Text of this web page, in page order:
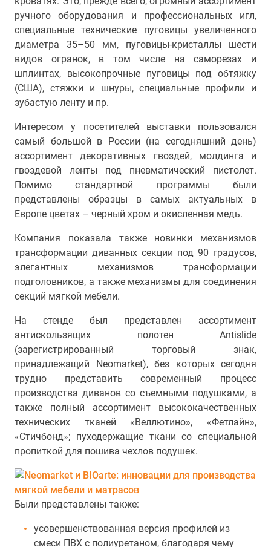
ручного оборудования и профессиональных игл,
специальные технические пуговицы увеличенного
диаметра 35–50 мм, пуговицы-кристаллы шести
видов огранок, в том числе на саморезах и
шплинтах, высокопрочные пуговицы под обтяжку
(США), стяжки и шнуры, специальные профили и
зубастую ленту и пр.
Интересом у посетителей выставки пользовался
самый большой в России (на сегодняшний день)
ассортимент декоративных гвоздей, молдинга и
гвоздевой ленты под пневматический пистолет.
Помимо стандартной программы были
представлены образцы в самых актуальных в
Европе цветах – черный хром и окисленная медь.
Компания показала также новинки механизмов
трансформации диванных секции под 90 градусов,
элегантных механизмов трансформации
подголовников, а также механизмы для соединения
секций мягкой мебели.
На стенде был представлен ассортимент
антискользящих полотен Antislide
(зарегистрированный торговый знак,
принадлежащий Neomarket), без которых сегодня
трудно представить современный процесс
производства диванов со съемными подушками, а
также полный ассортимент высококачественных
технических тканей «Веллютино», «Фетлайн»,
«Стичбонд»; пуходержащие ткани со специальной
пропиткой для пошива чехлов подушек.
Были представлены также:
усовершенствованная версия профилей из
смеси ПВХ с полиуретаном, благодаря чему